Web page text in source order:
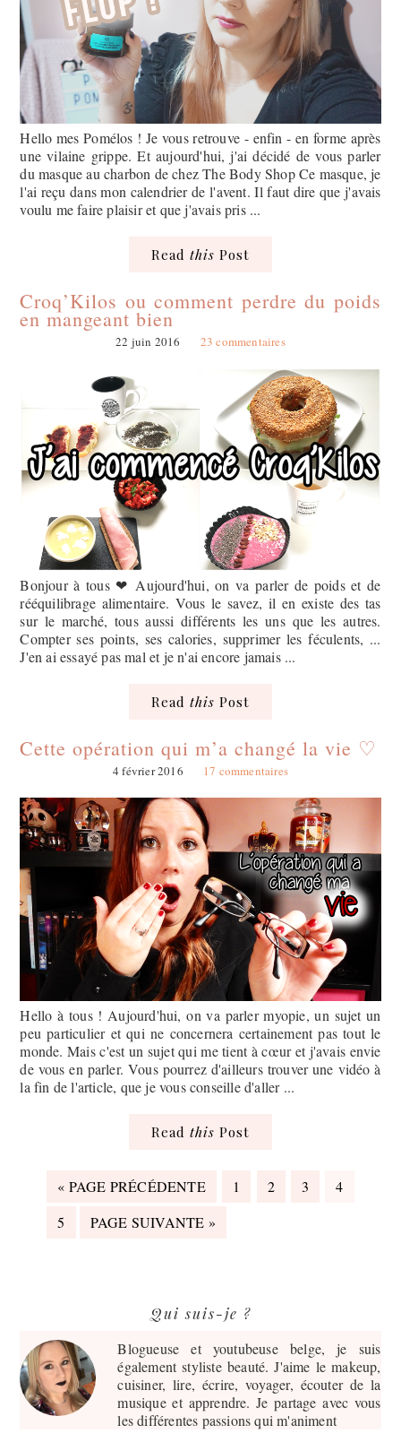
Hello mes Pomélos ! Je vous retrouve - enfin - en forme après
une vilaine grippe. Et aujourd'hui, j'ai décidé de vous parler
du masque au charbon de chez The Body Shop Ce masque, je
l'ai reçu dans mon calendrier de l'avent. Il faut dire que j'avais
voulu me faire plaisir et que j'avais pris ...
Read this Post
Croq’Kilos ou comment perdre du poids
en mangeant bien
22 juin 2016 23 commentaires
Bonjour à tous ❤︎ Aujourd'hui, on va parler de poids et de
rééquilibrage alimentaire. Vous le savez, il en existe des tas
sur le marché, tous aussi différents les uns que les autres.
Compter ses points, ses calories, supprimer les féculents, ...
J'en ai essayé pas mal et je n'ai encore jamais ...
Read this Post
Cette opération qui m’a changé la vie ♡
4 février 2016 17 commentaires
Hello à tous ! Aujourd'hui, on va parler myopie, un sujet un
peu particulier et qui ne concernera certainement pas tout le
monde. Mais c'est un sujet qui me tient à cœur et j'avais envie
de vous en parler. Vous pourrez d'ailleurs trouver une vidéo à
la fin de l'article, que je vous conseille d'aller ...
Read this Post
« ALLER
PAGE PRÉCÉDENTE PAGE
1 PAGE
2 PAGE
3 PAGE
4
PAGE
5
ALLER
PAGE SUIVANTE »
principale
Qui suis-je ?
Blogueuse et youtubeuse belge, je suis
également styliste beauté. J'aime le makeup,
cuisiner, lire, écrire, voyager, écouter de la
musique et apprendre. Je partage avec vous
les différentes passions qui m'animent